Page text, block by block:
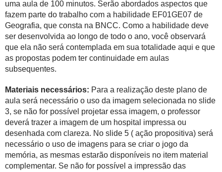
uma aula de 100 minutos. Serão abordados aspectos que
fazem parte do trabalho com a habilidade EF01GE07 de
Geografia, que consta na BNCC. Como a habilidade deve
ser desenvolvida ao longo de todo o ano, você observará
que ela não será contemplada em sua totalidade aqui e que
as propostas podem ter continuidade em aulas
subsequentes.
Materiais necessários: Para a realização deste plano de
aula será necessário o uso da imagem selecionada no slide
3, se não for possível projetar essa imagem, o professor
deverá trazer a imagem de um hospital impressa ou
desenhada com clareza. No slide 5 ( ação propositiva) será
necessário o uso de imagens para se criar o jogo da
memória, as mesmas estarão disponíveis no item material
complementar. Se não for possível a impressão das